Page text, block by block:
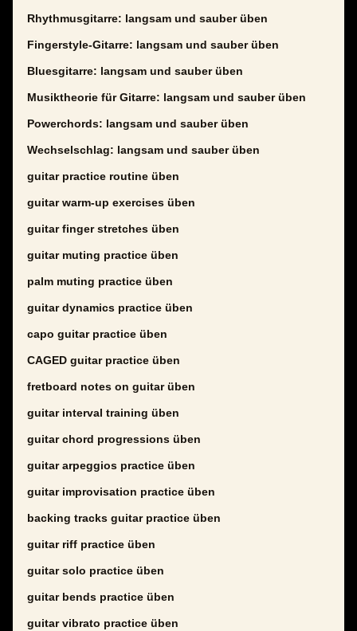
Rhythmusgitarre: langsam und sauber üben
Fingerstyle-Gitarre: langsam und sauber üben
Bluesgitarre: langsam und sauber üben
Musiktheorie für Gitarre: langsam und sauber üben
Powerchords: langsam und sauber üben
Wechselschlag: langsam und sauber üben
guitar practice routine üben
guitar warm-up exercises üben
guitar finger stretches üben
guitar muting practice üben
palm muting practice üben
guitar dynamics practice üben
capo guitar practice üben
CAGED guitar practice üben
fretboard notes on guitar üben
guitar interval training üben
guitar chord progressions üben
guitar arpeggios practice üben
guitar improvisation practice üben
backing tracks guitar practice üben
guitar riff practice üben
guitar solo practice üben
guitar bends practice üben
guitar vibrato practice üben